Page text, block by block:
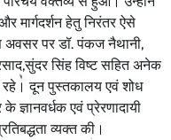
मार्गदर्शन हेतु निरंतर ऐसे
अवसर पर डॉ. पंकज नैथानी,
सिंह विष्ट सहित अनेक
रहे। दून पुस्तकालय एवं शोध
ज्ञानवर्धक एवं प्रेरणादायी
व्यक्त की।